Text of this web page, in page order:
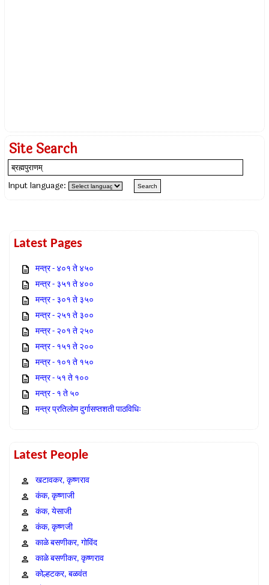
Site Search
Input language:
Latest Pages
मन्त्र - ४०१ ते ४५०
मन्त्र - ३५१ ते ४००
मन्त्र - ३०१ ते ३५०
मन्त्र - २५१ ते ३००
मन्त्र - २०१ ते २५०
मन्त्र - १५१ ते २००
मन्त्र - १०१ ते १५०
मन्त्र - ५१ ते १००
मन्त्र - १ ते ५०
मन्त्र प्रतिलोम दुर्गासप्तशती पाठविधिः
Latest People
खटावकर, कृष्णराव
कंक, कृष्णाजी
कंक, येसाजी
कंक, कृष्णजी
काळे बसणीकर, गोविंद
काळे बसणीकर, कृष्णराव
कोल्हटकर, बळवंत